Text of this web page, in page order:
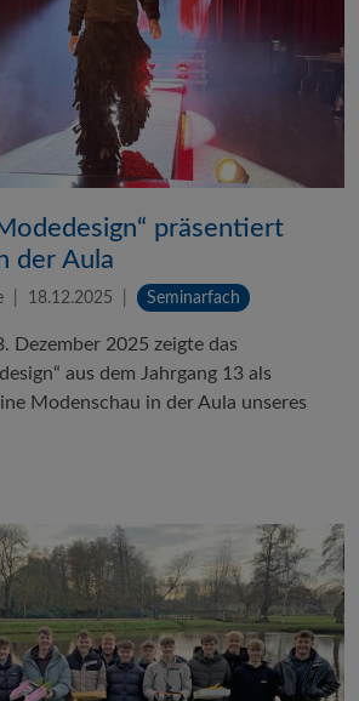
präsentiert
der Aula
18.12.2025 Seminarfach
Dezember 2025 zeigte das
aus dem Jahrgang 13 als
Modenschau in der Aula unseres